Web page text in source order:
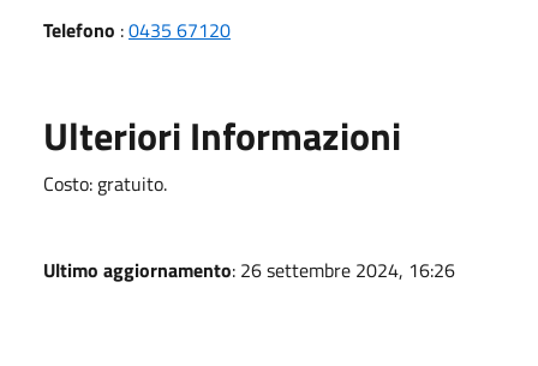
Telefono :0435 67120
Ulteriori Informazioni
Costo: gratuito.
Ultimo aggiornamento: 26 settembre 2024, 16:26